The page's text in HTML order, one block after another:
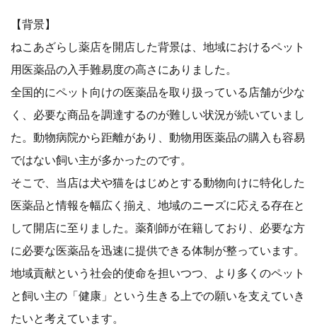
【背景】
ねこあざらし薬店を開店した背景は、地域におけるペット
用医薬品の入手難易度の高さにありました。
全国的にペット向けの医薬品を取り扱っている店舗が少な
く、必要な商品を調達するのが難しい状況が続いていまし
た。動物病院から距離があり、動物用医薬品の購入も容易
ではない飼い主が多かったのです。
そこで、当店は犬や猫をはじめとする動物向けに特化した
医薬品と情報を幅広く揃え、地域のニーズに応える存在と
して開店に至りました。薬剤師が在籍しており、必要な方
に必要な医薬品を迅速に提供できる体制が整っています。
地域貢献という社会的使命を担いつつ、より多くのペット
と飼い主の「健康」という生きる上での願いを支えていき
たいと考えています。